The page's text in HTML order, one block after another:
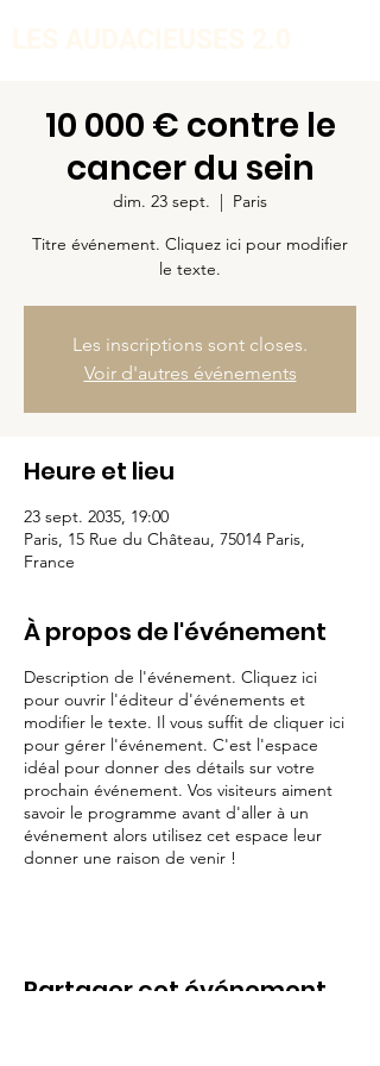
10 000 € contre le
cancer du sein
dim. 23 sept.
  |
Paris
Titre événement. Cliquez ici pour modifier
le texte.
Les inscriptions sont closes.
Voir d'autres événements
Heure et lieu
23 sept. 2035, 19:00
Paris, 15 Rue du Château, 75014 Paris,
France
À propos de l'événement
Description de l'événement. Cliquez ici
pour ouvrir l'éditeur d'événements et
modifier le texte. Il vous suffit de cliquer ici
pour gérer l'événement. C'est l'espace
idéal pour donner des détails sur votre
prochain événement. Vos visiteurs aiment
savoir le programme avant d'aller à un
événement alors utilisez cet espace leur
donner une raison de venir !
Partager cet événement